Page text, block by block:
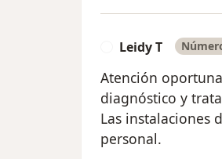
Leidy T
Atención
diagnóstico y
Las instalaciones
personal.